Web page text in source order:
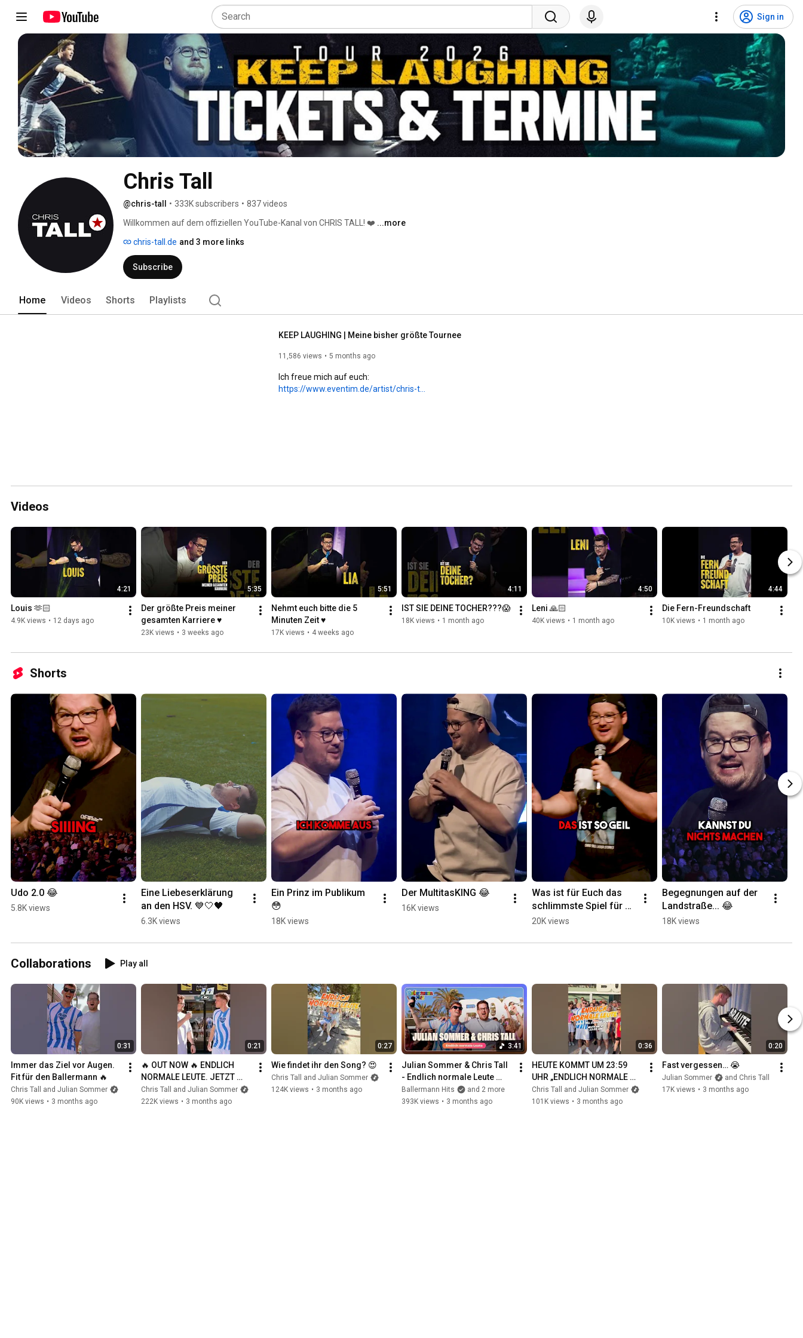
Sign in
Chris Tall
@chris-tall • 333K subscribers • 837 videos
Willkommen auf dem offiziellen YouTube-Kanal von CHRIS TALL! ❤️ ...more
chris-tall.de and 3 more links
Subscribe
Home Videos Shorts Playlists
KEEP LAUGHING | Meine bisher größte Tournee
11,586 views 5 months ago
https://www.eventim.de/artist/chris-t...
Videos
4:21
Louis 🫶🏻
4.9K views • 12 days ago
5:35
Der größte Preis meiner
gesamten Karriere ♥️
23K views • 3 weeks ago
5:51
Nehmt euch bitte die 5
Minuten Zeit ♥️
17K views • 4 weeks ago
4:11
IST SIE DEINE TOCHER???😱
18K views • 1 month ago
4:50
Leni 🙏🏻
40K views • 1 month ago
4:44
Die Fern-Freundschaft
10K views • 1 month ago
Shorts
Udo 2.0 😂
5.8K views
Eine Liebeserklärung
an den HSV. 💙🤍🖤
6.3K views
Ein Prinz im Publikum
😳
18K views
Der MultitasKING 😂
16K views
Was ist für Euch das
schlimmste Spiel für
Beziehungen? 🤔😂
20K views
Begegnungen auf der
Landstraße... 😂
18K views
Collaborations Play all
0:31
Immer das Ziel vor Augen.
Fit für den Ballermann 🔥
Chris Tall and Julian Sommer
90K views • 3 months ago
0:21
🔥 OUT NOW 🔥 ENDLICH
NORMALE LEUTE. JETZT
ÜBERALL STREAMEN 😍
Chris Tall and Julian Sommer
222K views • 3 months ago
0:27
Wie findet ihr den Song? 😍
Chris Tall and Julian Sommer
124K views • 3 months ago
3:41
Julian Sommer & Chris Tall
- Endlich normale Leute
(Offizielles Musikvideo)
Ballermann Hits
and 2 more
393K views • 3 months ago
0:36
HEUTE KOMMT UM 23:59
UHR „ENDLICH NORMALE
LEUTE“ RAUS 🔥
Chris Tall and Julian Sommer
101K views • 3 months ago
0:20
Fast vergessen… 😭
Julian Sommer
and Chris Tall
17K views • 3 months ago